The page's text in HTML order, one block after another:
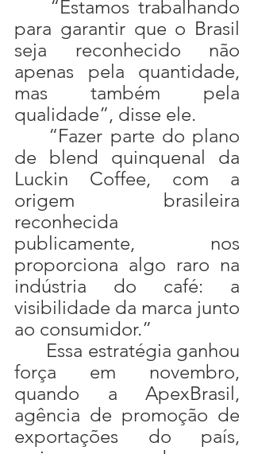
para garantir que o Brasil
seja reconhecido não
apenas pela quantidade,
mas também pela
qualidade”, disse ele.
de blend quinquenal da
Luckin Coffee, com a
origem brasileira
reconhecida
publicamente, nos
proporciona algo raro na
indústria do café: a
visibilidade da marca junto
ao consumidor.”
força em novembro,
quando a ApexBrasil,
agência de promoção de
exportações do país,